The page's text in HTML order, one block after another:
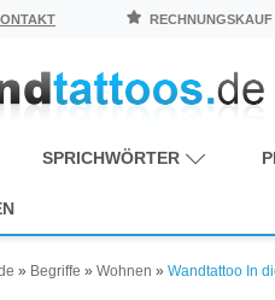
SPRICHWÖRTER
» Begriffe » Wohnen » Wandtattoo In